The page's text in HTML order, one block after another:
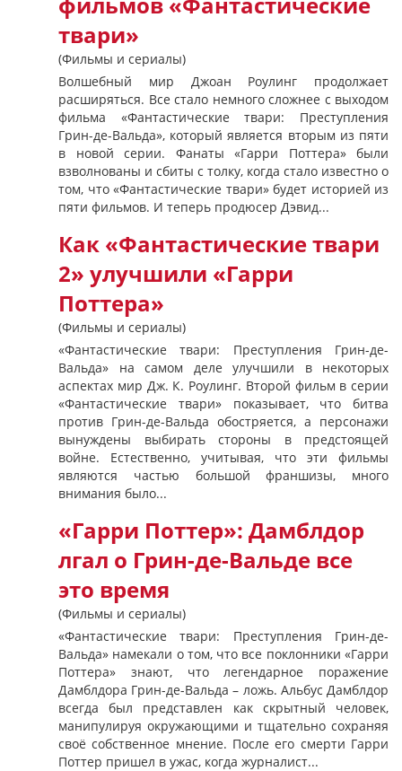
твари»
(Фильмы и сериалы)
Волшебный мир Джоан Роулинг продолжает
расширяться. Все стало немного сложнее с выходом
фильма «Фантастические твари: Преступления
Грин-де-Вальда», который является вторым из пяти
в новой серии. Фанаты «Гарри Поттера» были
взволнованы и сбиты с толку, когда стало известно о
том, что «Фантастические твари» будет историей из
пяти фильмов. И теперь продюсер Дэвид...
Как «Фантастические твари
2» улучшили «Гарри
Поттера»
(Фильмы и сериалы)
«Фантастические твари: Преступления Грин-де-
Вальда» на самом деле улучшили в некоторых
аспектах мир Дж. К. Роулинг. Второй фильм в серии
«Фантастические твари» показывает, что битва
против Грин-де-Вальда обостряется, а персонажи
вынуждены выбирать стороны в предстоящей
войне. Естественно, учитывая, что эти фильмы
являются частью большой франшизы, много
внимания было...
«Гарри Поттер»: Дамблдор
лгал о Грин-де-Вальде все
это время
(Фильмы и сериалы)
«Фантастические твари: Преступления Грин-де-
Вальда» намекали о том, что все поклонники «Гарри
Поттера» знают, что легендарное поражение
Дамблдора Грин-де-Вальда – ложь. Альбус Дамблдор
всегда был представлен как скрытный человек,
манипулируя окружающими и тщательно сохраняя
своё собственное мнение. После его смерти Гарри
Поттер пришел в ужас, когда журналист...